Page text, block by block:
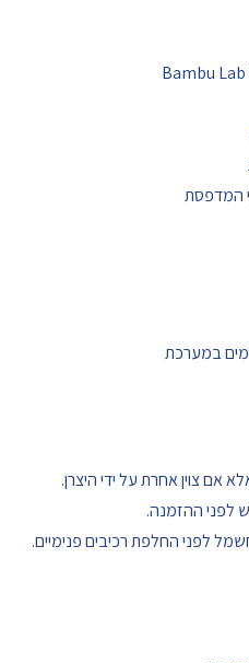
המדפסת
במערכת
לפני ההזמנה.
לפני החלפת רכיבים פנימיים.